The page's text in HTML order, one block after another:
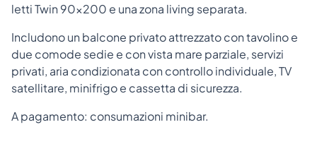
letti Twin 90x200 e una zona living separata.
Includono un balcone privato attrezzato con tavolino e
due comode sedie e con vista mare parziale, servizi
privati, aria condizionata con controllo individuale, TV
satellitare, minifrigo e cassetta di sicurezza.
A pagamento: consumazioni minibar.